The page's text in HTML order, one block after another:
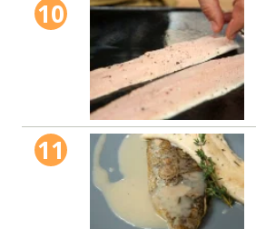
10
11